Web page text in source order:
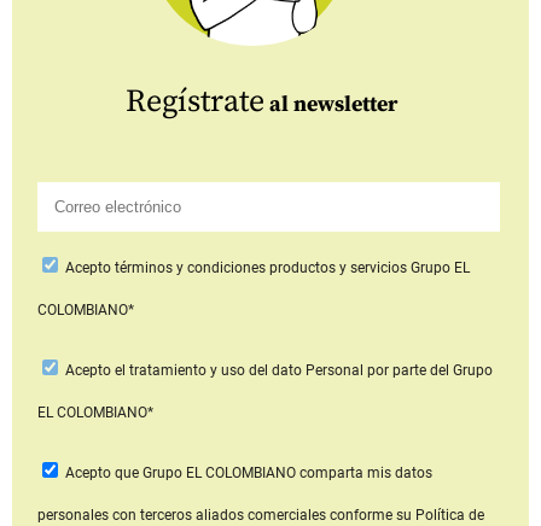
Regístrate al newsletter
Aceptotérminos y condiciones productos y serviciosGrupo EL
COLOMBIANO*
Acepto el tratamiento y uso del dato Personal por parte del Grupo
EL COLOMBIANO*
Acepto que Grupo EL COLOMBIANOcomparta mis datos
personales con terceros aliados comerciales conforme su Política de